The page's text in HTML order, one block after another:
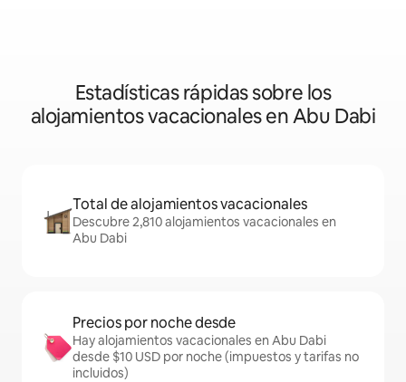
Estadísticas rápidas sobre los
alojamientos vacacionales en Abu Dabi
Total de alojamientos vacacionales
Descubre 2,810 alojamientos vacacionales en
Abu Dabi
Precios por noche desde
Hay alojamientos vacacionales en Abu Dabi
desde $10 USD por noche (impuestos y tarifas no
incluidos)